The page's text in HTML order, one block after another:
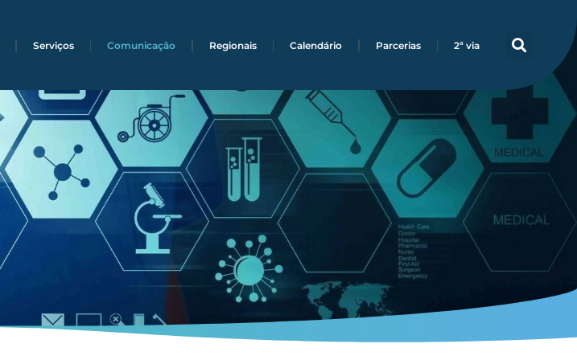
Serviços Comunicação Regionais Calendário Parcerias 2ª via